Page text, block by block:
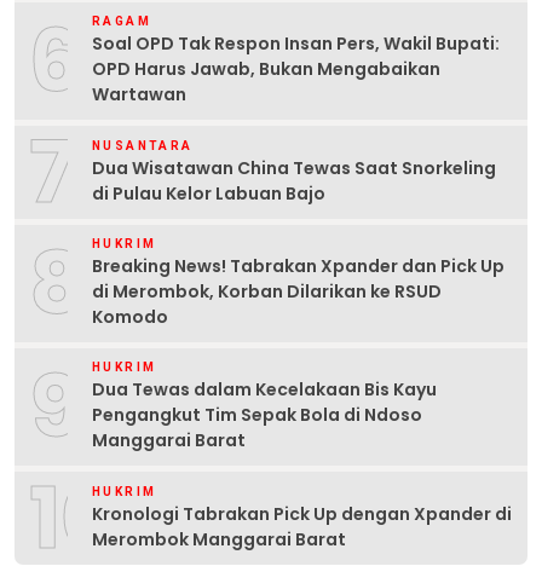
6 RAGAM
Soal OPD Tak Respon Insan Pers, Wakil Bupati:
OPD Harus Jawab, Bukan Mengabaikan
Wartawan
7 NUSANTARA
Dua Wisatawan China Tewas Saat Snorkeling
di Pulau Kelor Labuan Bajo
8 HUKRIM
Breaking News! Tabrakan Xpander dan Pick Up
di Merombok, Korban Dilarikan ke RSUD
Komodo
9 HUKRIM
Dua Tewas dalam Kecelakaan Bis Kayu
Pengangkut Tim Sepak Bola di Ndoso
Manggarai Barat
10HUKRIM
Kronologi Tabrakan Pick Up dengan Xpander di
Merombok Manggarai Barat